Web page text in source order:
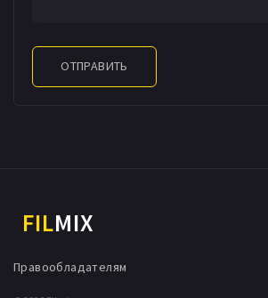
ОТПРАВИТЬ
FILMIX
Правообладателям